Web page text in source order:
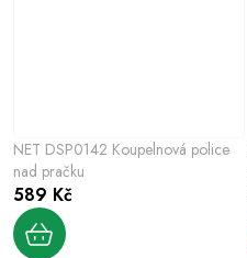
NET DSP0142 Koupelnová police
nad pračku
589 Kč